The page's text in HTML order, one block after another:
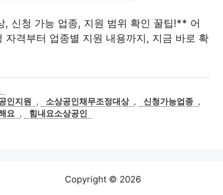
신청 가능 업종, 지원 범위 확인 꿀팁!** 어
격부터 업종별 지원 내용까지, 지금 바로 확
인지원 , 소상공인채무조정대상 , 신청가능업종 ,
요 , 힘내요소상공인
Copyright © 2026